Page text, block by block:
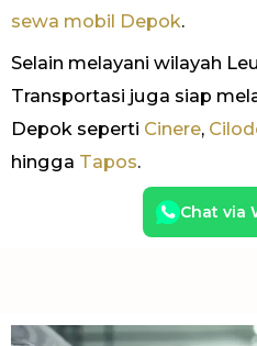
sewa mobil Depok.
Selain melayani wilayah
Transportasi juga siap
Depok seperti Cinere,
hingga Tapos.
Chat via